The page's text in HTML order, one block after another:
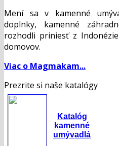
Mení sa v kamenné
doplnky, kamenné
rozhodli priniesť z
domovov.
Viac o Magmakam...
Prezrite si naše katalógy
Katalóg
kamenné
umývadlá